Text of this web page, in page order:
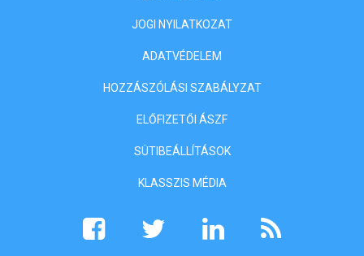
JOGI NYILATKOZAT
ADATVÉDELEM
HOZZÁSZÓLÁSI SZABÁLYZAT
ELŐFIZETŐI ÁSZF
SÜTIBEÁLLÍTÁSOK
KLASSZIS MÉDIA